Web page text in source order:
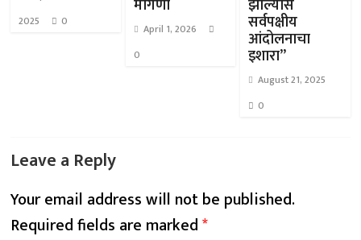
2025
0
मागणी
April 1, 2026
0
झाल्यास
सर्वपक्षीय
आंदोलनाचा
इशारा”
August 21, 2025
0
Leave a Reply
Your email address will not be published.
Required fields are marked*